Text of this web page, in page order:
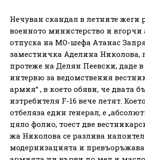
Нечуван скандал в летните жеги
военното министерство и вгорчи
отпуска на МО-шефа Атанас
заместничка Аделина Николова,
протеже на Делян Пеевски, даде
интервю за ведомствения
армия“ , в което обяви, че двата
изтребителя F-16 вече летят.
отбеляза един генерал, е
цяло фолио, тоест две
жа Николова се разлива
модернизацията и